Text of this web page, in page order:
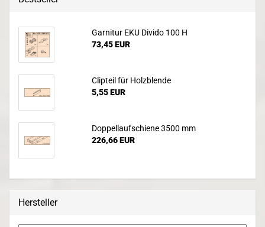
Garnitur EKU Divido 100 H
73,45 EUR
Clipteil für Holzblende
5,55 EUR
Doppellaufschiene 3500 mm
226,66 EUR
Hersteller